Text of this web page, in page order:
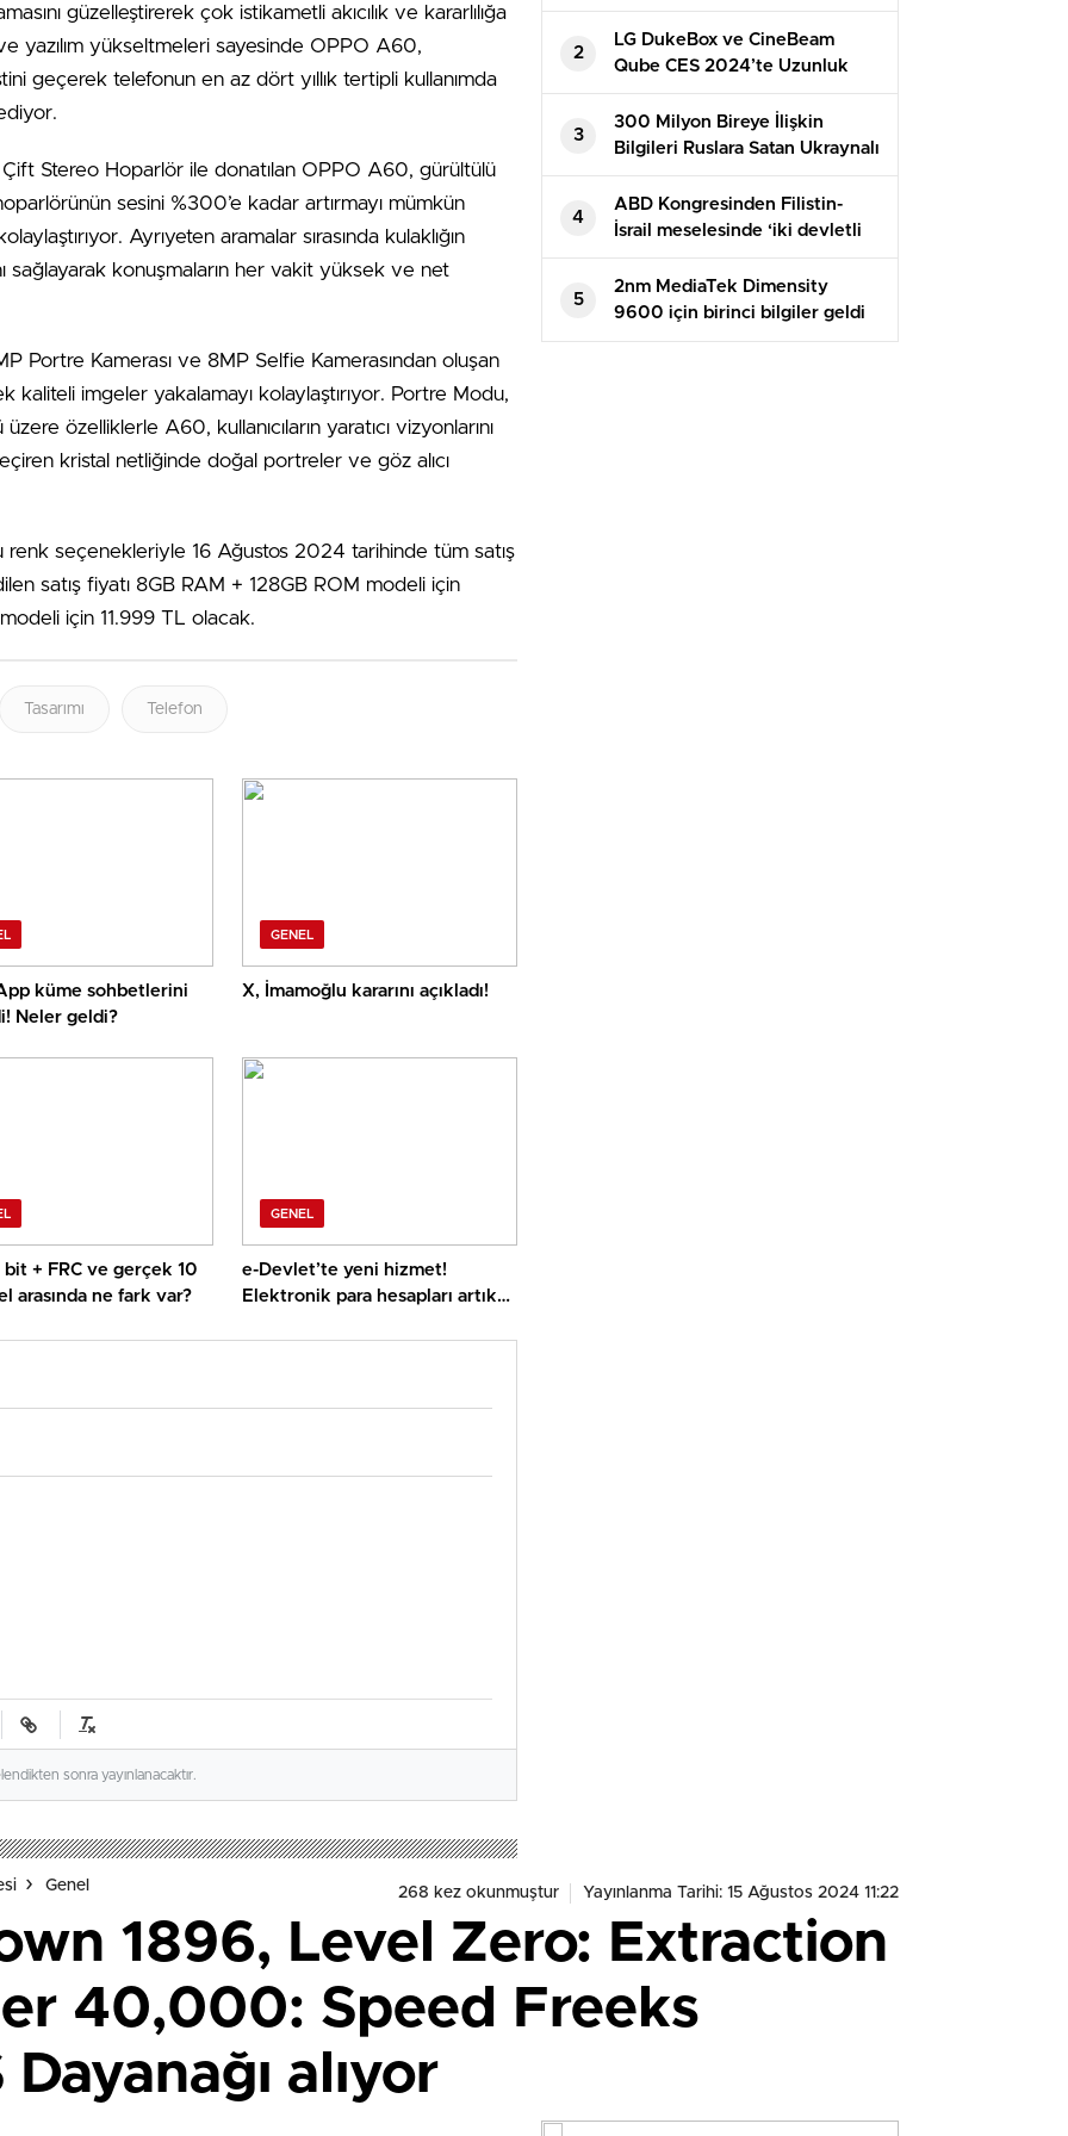
güzelleştirerek çok istikametli akıcılık ve kararlılığa
yazılım yükseltmeleri sayesinde OPPO A60,
geçerek telefonun en az dört yıllık tertipli kullanımda
Çift Stereo Hoparlör ile donatılan OPPO A60, gürültülü
sesini %300’e kadar artırmayı mümkün
Ayrıyeten aramalar sırasında kulaklığın
sağlayarak konuşmaların her vakit yüksek ve net
Portre Kamerası ve 8MP Selfie Kamerasından oluşan
kaliteli imgeler yakalamayı kolaylaştırıyor. Portre Modu,
özelliklerle A60, kullanıcıların yaratıcı vizyonlarını
kristal netliğinde doğal portreler ve göz alıcı
seçenekleriyle 16 Ağustos 2024 tarihinde tüm satış
satış fiyatı 8GB RAM + 128GB ROM modeli için
için 11.999 TL olacak.
Tasarımı Telefon
küme sohbetlerini
Neler geldi?
GENEL
X, İmamoğlu kararını açıkladı!
+ FRC ve gerçek 10
arasında ne fark var?
GENEL
e-Devlet’te yeni hizmet!
Elektronik para hesapları artık
sonra yayınlanacaktır.
Uygulamalar
2
LG DukeBox ve CineBeam
Qube CES 2024’te Uzunluk
Gösterecek
3
300 Milyon Bireye İlişkin
Bilgileri Ruslara Satan Ukraynalı
Hacker Tutuklandı
4
ABD Kongresinden Filistin-
İsrail meselesinde ‘iki devletli
çözüme’ destek
5
2nm MediaTek Dimensity
9600 için birinci bilgiler geldi
Genel 268 kez okunmuştur Yayınlanma Tarihi: 15 Ağustos 2024 11:22
1896, Level Zero: Extraction
40,000: Speed Freeks
alıyor